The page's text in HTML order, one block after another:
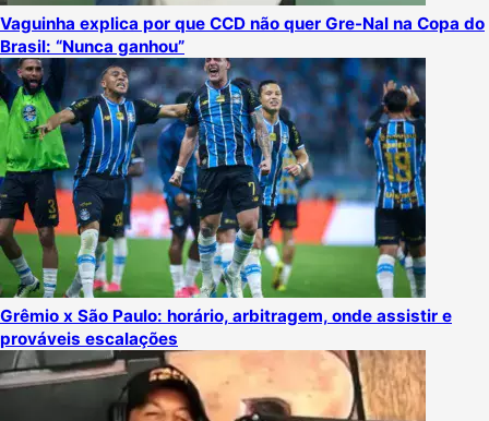
Vaguinha explica por que CCD não quer Gre-Nal na Copa do
Brasil: “Nunca ganhou”
Grêmio x São Paulo: horário, arbitragem, onde assistir e
prováveis escalações